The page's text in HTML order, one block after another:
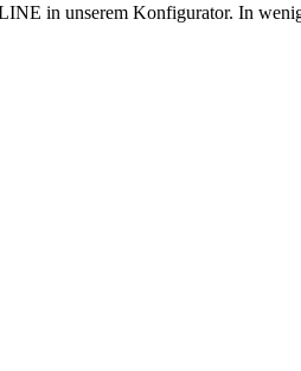
in unserem Konfigurator. In